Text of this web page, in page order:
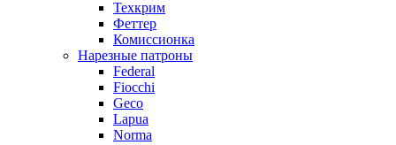
Техкрим
Феттер
Комиссионка
Нарезные патроны
Federal
Fiocchi
Geco
Lapua
Norma